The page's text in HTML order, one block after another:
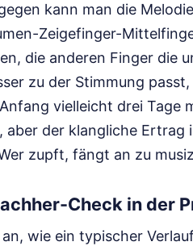
kann man die
Zeigefinger-
die anderen Finger die
zu der Stimmung
vielleicht drei Tage
aber der klangliche
zupft, fängt an zu
Check in der
wie ein typischer